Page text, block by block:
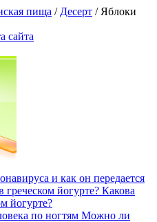
пища / Десерт / Яблоки
сайта
и как он передается
Какова
йогурте?
Можно ли